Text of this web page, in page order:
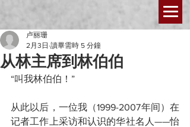
从林主席到林伯伯
卢丽珊
2月3日 讀畢需時 5 分鐘
“叫我林伯伯！”
从此以后，一位我（1999-2007年间）在
记者工作上采访和认识的华社名人——怡